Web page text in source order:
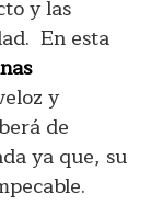
y las
En esta
y
de
ya que, su